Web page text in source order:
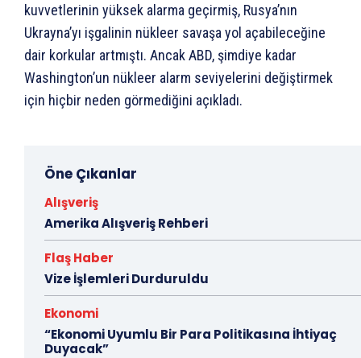
kuvvetlerinin yüksek alarma geçirmiş, Rusya’nın
Ukrayna’yı işgalinin nükleer savaşa yol açabileceğine
dair korkular artmıştı. Ancak ABD, şimdiye kadar
Washington’un nükleer alarm seviyelerini değiştirmek
için hiçbir neden görmediğini açıkladı.
Öne Çıkanlar
Alışveriş
Amerika Alışveriş Rehberi
Flaş Haber
Vize İşlemleri Durduruldu
Ekonomi
“Ekonomi Uyumlu Bir Para Politikasına İhtiyaç
Duyacak”